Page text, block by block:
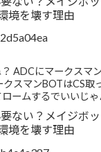
境を壊す理由
ADCにマークスマ
クスマンBOTはCS取
ームするでいいじゃ
ない？メイジボ
境を壊す理由